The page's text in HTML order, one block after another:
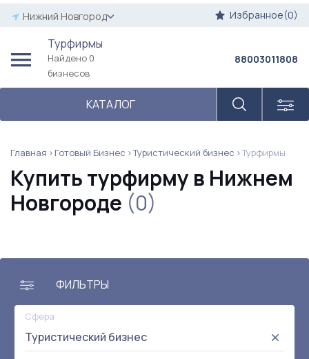
Нижний Новгород Избранное(0)
Турфирмы
Найдено 0
бизнесов
КАТАЛОГ
88003011808
Главная Готовый Бизнес Туристический бизнес Турфирмы
Купить турфирму в Нижнем
Новгороде (0)
ФИЛЬТРЫ
Сфера
Туристический бизнес